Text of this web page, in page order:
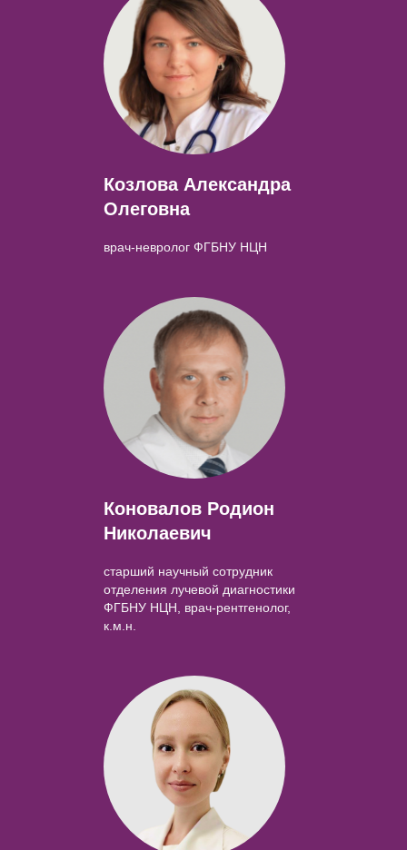
Козлова Александра
Олеговна
врач-невролог ФГБНУ НЦН
Коновалов Родион
Николаевич
старший научный сотрудник
отделения лучевой диагностики
ФГБНУ НЦН, врач-рентгенолог,
к.м.н.